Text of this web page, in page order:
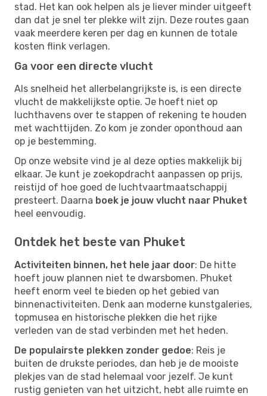
stad. Het kan ook helpen als je liever minder uitgeeft
dan dat je snel ter plekke wilt zijn. Deze routes gaan
vaak meerdere keren per dag en kunnen de totale
kosten flink verlagen.
Ga voor een directe vlucht
Als snelheid het allerbelangrijkste is, is een directe
vlucht de makkelijkste optie. Je hoeft niet op
luchthavens over te stappen of rekening te houden
met wachttijden. Zo kom je zonder oponthoud aan
op je bestemming.
Op onze website vind je al deze opties makkelijk bij
elkaar. Je kunt je zoekopdracht aanpassen op prijs,
reistijd of hoe goed de luchtvaartmaatschappij
presteert. Daarna boek je jouw vlucht naar Phuket
heel eenvoudig.
Ontdek het beste van Phuket
Activiteiten binnen, het hele jaar door: De hitte
hoeft jouw plannen niet te dwarsbomen. Phuket
heeft enorm veel te bieden op het gebied van
binnenactiviteiten. Denk aan moderne kunstgaleries,
topmusea en historische plekken die het rijke
verleden van de stad verbinden met het heden.
De populairste plekken zonder gedoe: Reis je
buiten de drukste periodes, dan heb je de mooiste
plekjes van de stad helemaal voor jezelf. Je kunt
rustig genieten van het uitzicht, hebt alle ruimte en